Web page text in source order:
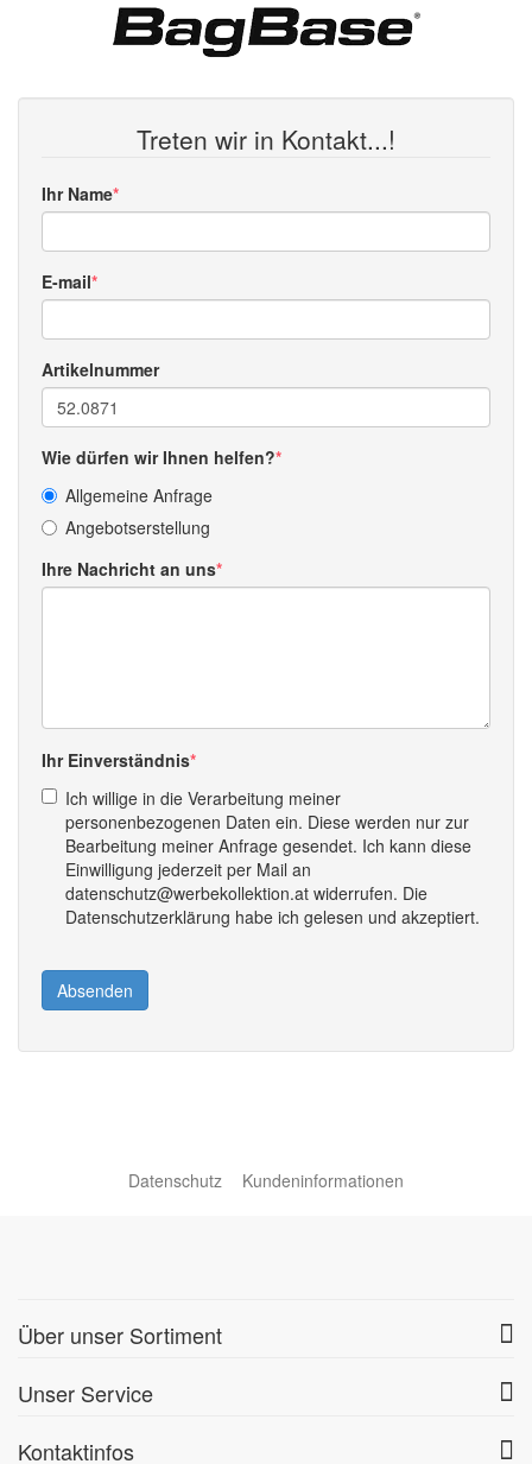
Treten wir in Kontakt...!
Ihr Name
E-mail
Artikelnummer
Wie dürfen wir Ihnen helfen?
Allgemeine Anfrage
Angebotserstellung
Ihre Nachricht an uns
Ihr Einverständnis
Ich willige in die Verarbeitung meiner
personenbezogenen Daten ein. Diese werden nur zur
Bearbeitung meiner Anfrage gesendet. Ich kann diese
Einwilligung jederzeit per Mail an
datenschutz@werbekollektion.at widerrufen. Die
Datenschutzerklärung habe ich gelesen und akzeptiert.
Absenden
Datenschutz Kundeninformationen
Über unser Sortiment
Unser Service
Kontaktinfos